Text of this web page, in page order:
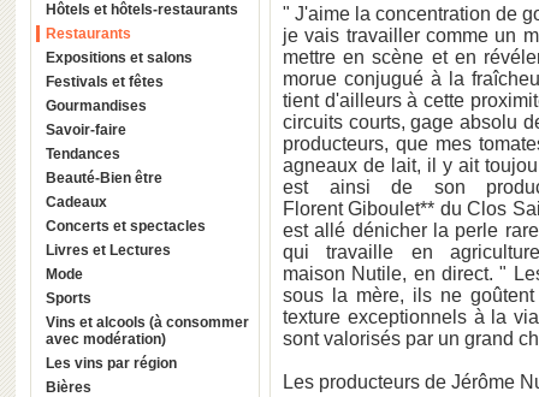
Hôtels et hôtels-restaurants
Restaurants
Expositions et salons
Festivals et fêtes
Gourmandises
Savoir-faire
Tendances
Beauté-Bien être
Cadeaux
Concerts et spectacles
Livres et Lectures
Mode
Sports
Vins et alcools (à consommer
avec modération)
Les vins par région
Bières
" J'aime la concentration de
je vais travailler comme un
mettre en scène et en
morue conjugué à la
tient d'ailleurs à cette
circuits courts, gage absolu
producteurs, que mes
agneaux de lait, il y ait
est ainsi de son
Florent Giboulet** du Clos
est allé dénicher la perle
qui travaille en
maison Nutile, en direct. "
sous la mère, ils ne
texture exceptionnels à la
sont valorisés par un grand
Les producteurs de Jérôme